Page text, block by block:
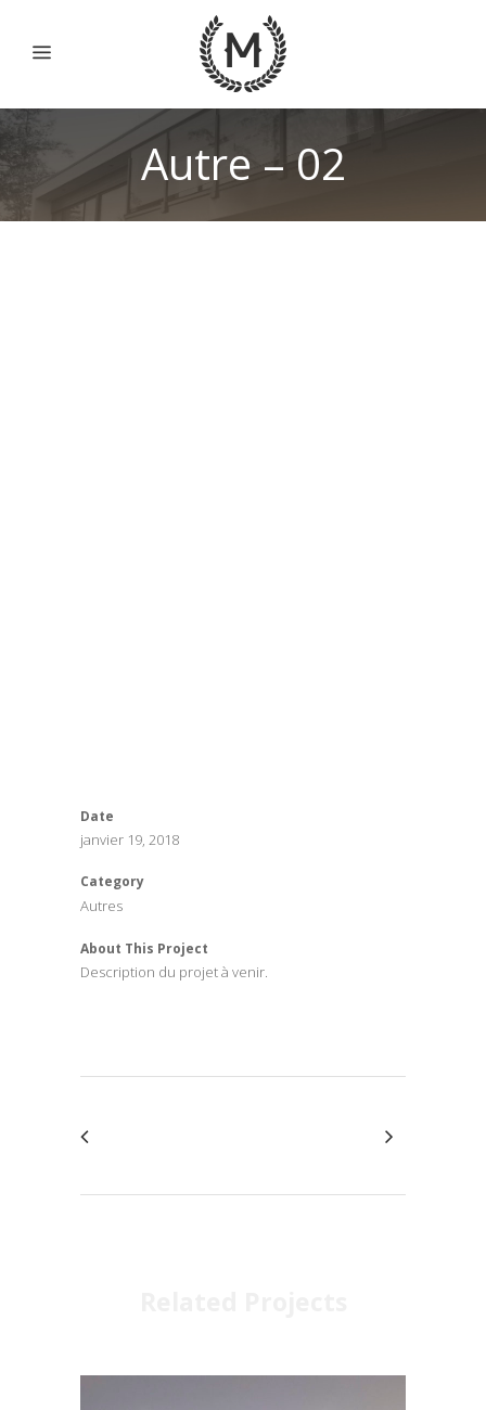
Autre – 02
Date
janvier 19, 2018
Category
Autres
About This Project
Description du projet à venir.